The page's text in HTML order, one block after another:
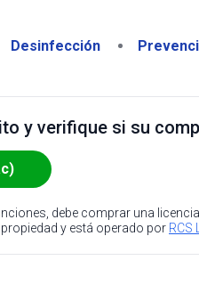
Desinfección
y verifique si su
debe comprar una
y está operado por RCS